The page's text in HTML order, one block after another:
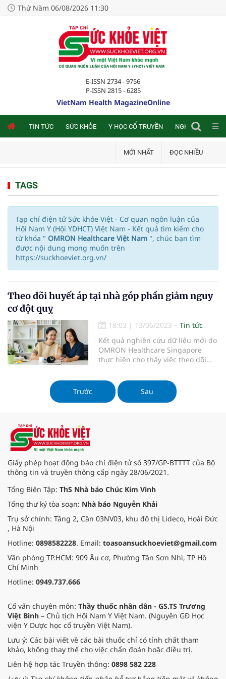
Thứ Năm 06/08/2026 11:30
E-ISSN 2734 - 9756
P-ISSN 2815 - 6285
VietNam Health MagazineOnline
TIN TỨC SỨC KHỎE Y HỌC CỔ TRUYỀN NGHIÊN CỨU
MỚI NHẤT ĐỌC NHIỀU
TAGS
Tạp chí điện tử Sức khỏe Việt - Cơ quan ngôn luận của
Hội Nam Y (Hội YDHCT) Việt Nam - Kết quả tìm kiếm cho
từ khóa " OMRON Healthcare Việt Nam ", chúc bạn tìm
được nội dung mong muốn trên
https://suckhoeviet.org.vn/
Theo dõi huyết áp tại nhà góp phần giảm nguy
cơ đột quỵ
18:03 | 13/06/2023
Tin tức
Kết quả nghiên cứu dữ liệu mới do
OMRON Healthcare Singapore
thực hiện cho thấy việc theo dõi
đáng kể nguy cơ đột quỵ. Theo đó,
những người có thói quen theo dõi
huyết áp tại nhà sẽ dễ dàng phát
Trước Sau
Giấy phép hoạt động báo chí điện tử số 397/GP-BTTTT của Bộ
thông tin và truyền thông cấp ngày 28/06/2021.
Tổng Biên Tập: ThS Nhà báo Chúc Kim Vinh
Tổng thư ký tòa soạn: Nhà báo Nguyễn Khải
Trụ sở chính: Tầng 2, Căn 03NV03, khu đô thị Lideco, Hoài Đức
, Hà Nội
Hotline: 0898582228. Email: toasoansuckhoeviet@gmail.com
Văn phòng TP.HCM: 909 Âu cơ, Phường Tân Sơn Nhì, TP Hồ
Chí Minh
Hotline: 0949.737.666
Cố vấn chuyên môn: Thầy thuốc nhân dân - GS.TS Trương
Việt Bình – Chủ tịch Hội Nam Y Việt Nam. (Nguyên GĐ Học
viện Y Dược học cổ truyền Việt Nam).
Lưu ý: Các bài viết về các bài thuốc chỉ có tính chất tham
khảo, không thay thế cho việc chẩn đoán hoặc điều trị.
Liên hệ hợp tác Truyền thông: 0898 582 228